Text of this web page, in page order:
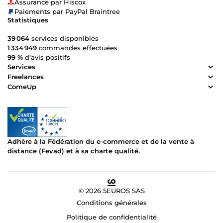
Assurance par Hiscox
Paiements par PayPal Braintree
Statistiques
39 064 services disponibles
1 334 949 commandes effectuées
99 % d’avis positifs
Services
Freelances
ComeUp
Adhère à la Fédération du e-commerce et de la vente à
distance (Fevad) et à sa charte qualité.
© 2026 5EUROS SAS
Conditions générales
Politique de confidentialité